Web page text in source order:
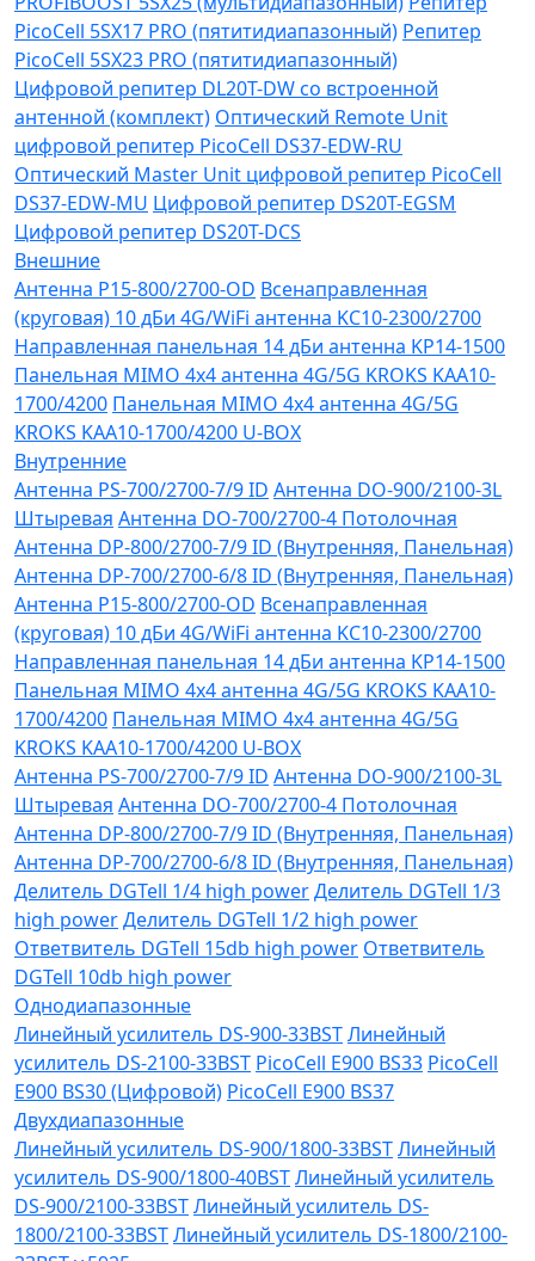
PicoCell 5SX17 PRO (пятитидиапазонный) Репитер
PicoCell 5SX23 PRO (пятитидиапазонный)
Цифровой репитер DL20T-DW со встроенной
антенной (комплект) Оптический Remote Unit
цифровой репитер PicoCell DS37-EDW-RU
Оптический Master Unit цифровой репитер PicoCell
DS37-EDW-MU Цифровой репитер DS20T-EGSM
Цифровой репитер DS20T-DCS
Внешние
Антенна P15-800/2700-OD Всенаправленная
(круговая) 10 дБи 4G/WiFi антенна KC10-2300/2700
Направленная панельная 14 дБи антенна KP14-1500
Панельная MIMO 4x4 антенна 4G/5G KROKS KAA10-
1700/4200 Панельная MIMO 4x4 антенна 4G/5G
KROKS KAA10-1700/4200 U-BOX
Внутренние
Антенна PS-700/2700-7/9 ID Антенна DO-900/2100-3L
Штыревая Антенна DO-700/2700-4 Потолочная
Антенна DP-800/2700-7/9 ID (Внутренняя, Панельная)
Антенна DP-700/2700-6/8 ID (Внутренняя, Панельная)
Антенна P15-800/2700-OD Всенаправленная
(круговая) 10 дБи 4G/WiFi антенна KC10-2300/2700
Направленная панельная 14 дБи антенна KP14-1500
Панельная MIMO 4x4 антенна 4G/5G KROKS KAA10-
1700/4200 Панельная MIMO 4x4 антенна 4G/5G
KROKS KAA10-1700/4200 U-BOX
Антенна PS-700/2700-7/9 ID Антенна DO-900/2100-3L
Штыревая Антенна DO-700/2700-4 Потолочная
Антенна DP-800/2700-7/9 ID (Внутренняя, Панельная)
Антенна DP-700/2700-6/8 ID (Внутренняя, Панельная)
Делитель DGTell 1/4 high powerДелитель DGTell 1/3
high powerДелитель DGTell 1/2 high power
Ответвитель DGTell 15db high power Ответвитель
DGTell 10db high power
Однодиапазонные
Линейный усилитель DS-900-33BSTЛинейный
усилитель DS-2100-33BST PicoCell E900 BS33 PicoCell
E900 BS30 (Цифровой) PicoCell E900 BS37
Двухдиапазонные
Линейный усилитель DS-900/1800-33BSTЛинейный
усилитель DS-900/1800-40BSTЛинейный усилитель
DS-900/2100-33BSTЛинейный усилитель DS-
1800/2100-33BSTЛинейный усилитель DS-1800/2100-